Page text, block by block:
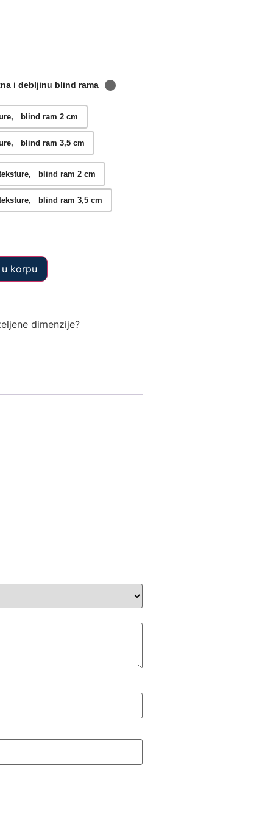
i debljinu blind rama
blind ram 2 cm
blind ram 3,5 cm
blind ram 2 cm
blind ram 3,5 cm
korpu
dimenzije?